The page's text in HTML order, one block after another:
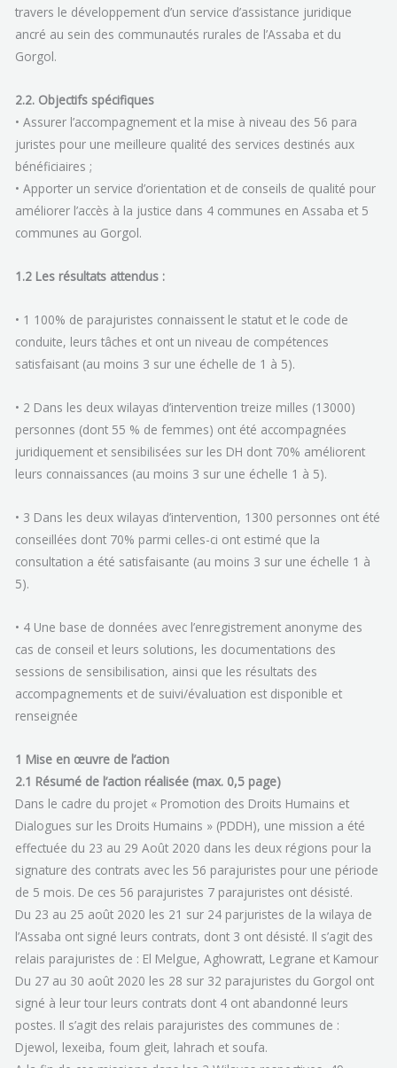
travers le développement d’un service d’assistance juridique
ancré au sein des communautés rurales de l’Assaba et du
Gorgol.
2.2. Objectifs spécifiques
• Assurer l’accompagnement et la mise à niveau des 56 para
juristes pour une meilleure qualité des services destinés aux
bénéficiaires ;
• Apporter un service d’orientation et de conseils de qualité pour
améliorer l’accès à la justice dans 4 communes en Assaba et 5
communes au Gorgol.
1.2 Les résultats attendus :
• 1 100% de parajuristes connaissent le statut et le code de
conduite, leurs tâches et ont un niveau de compétences
satisfaisant (au moins 3 sur une échelle de 1 à 5).
• 2 Dans les deux wilayas d’intervention treize milles (13000)
personnes (dont 55 % de femmes) ont été accompagnées
juridiquement et sensibilisées sur les DH dont 70% améliorent
leurs connaissances (au moins 3 sur une échelle 1 à 5).
• 3 Dans les deux wilayas d’intervention, 1300 personnes ont été
conseillées dont 70% parmi celles-ci ont estimé que la
consultation a été satisfaisante (au moins 3 sur une échelle 1 à
5).
• 4 Une base de données avec l’enregistrement anonyme des
cas de conseil et leurs solutions, les documentations des
sessions de sensibilisation, ainsi que les résultats des
accompagnements et de suivi/évaluation est disponible et
renseignée
1 Mise en œuvre de l’action
2.1 Résumé de l’action réalisée (max. 0,5 page)
Dans le cadre du projet « Promotion des Droits Humains et
Dialogues sur les Droits Humains » (PDDH), une mission a été
effectuée du 23 au 29 Août 2020 dans les deux régions pour la
signature des contrats avec les 56 parajuristes pour une période
de 5 mois. De ces 56 parajuristes 7 parajuristes ont désisté.
Du 23 au 25 août 2020 les 21 sur 24 parjuristes de la wilaya de
l’Assaba ont signé leurs contrats, dont 3 ont désisté. Il s’agit des
relais parajuristes de : El Melgue, Aghowratt, Legrane et Kamour
Du 27 au 30 août 2020 les 28 sur 32 parajuristes du Gorgol ont
signé à leur tour leurs contrats dont 4 ont abandonné leurs
postes. Il s’agit des relais parajuristes des communes de :
Djewol, lexeiba, foum gleit, lahrach et soufa.